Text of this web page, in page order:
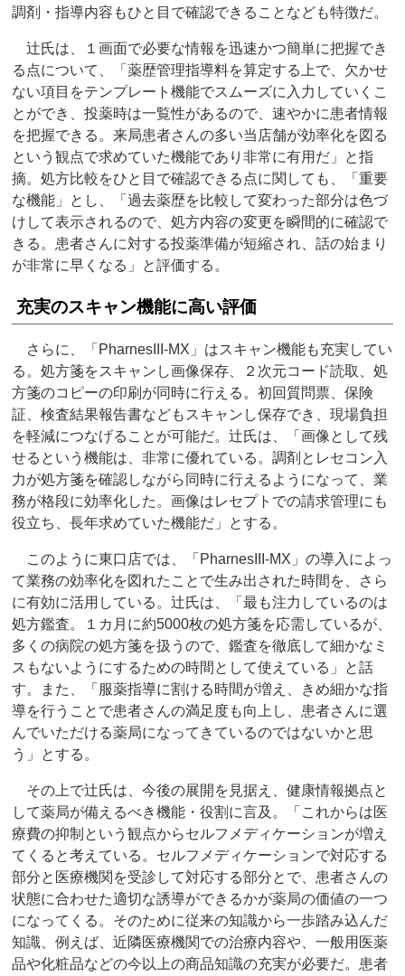
調剤・指導内容もひと目で確認できることなども特徴だ。
辻氏は、１画面で必要な情報を迅速かつ簡単に把握でき
る点について、「薬歴管理指導料を算定する上で、欠かせ
ない項目をテンプレート機能でスムーズに入力していくこ
とができ、投薬時は一覧性があるので、速やかに患者情報
を把握できる。来局患者さんの多い当店舗が効率化を図る
という観点で求めていた機能であり非常に有用だ」と指
摘。処方比較をひと目で確認できる点に関しても、「重要
な機能」とし、「過去薬歴を比較して変わった部分は色づ
けして表示されるので、処方内容の変更を瞬間的に確認で
きる。患者さんに対する投薬準備が短縮され、話の始まり
が非常に早くなる」と評価する。
充実のスキャン機能に高い評価
さらに、「PharnesIII-MX」はスキャン機能も充実してい
る。処方箋をスキャンし画像保存、２次元コード読取、処
方箋のコピーの印刷が同時に行える。初回質問票、保険
証、検査結果報告書などもスキャンし保存でき、現場負担
を軽減につなげることが可能だ。辻氏は、「画像として残
せるという機能は、非常に優れている。調剤とレセコン入
力が処方箋を確認しながら同時に行えるようになって、業
務が格段に効率化した。画像はレセプトでの請求管理にも
役立ち、長年求めていた機能だ」とする。
このように東口店では、「PharnesIII-MX」の導入によっ
て業務の効率化を図れたことで生み出された時間を、さら
に有効に活用している。辻氏は、「最も注力しているのは
処方鑑査。１カ月に約5000枚の処方箋を応需しているが、
多くの病院の処方箋を扱うので、鑑査を徹底して細かなミ
スもないようにするための時間として使えている」と話
す。また、「服薬指導に割ける時間が増え、きめ細かな指
導を行うことで患者さんの満足度も向上し、患者さんに選
んでいただける薬局になってきているのではないかと思
う」とする。
その上で辻氏は、今後の展開を見据え、健康情報拠点と
して薬局が備えるべき機能・役割に言及。「これからは医
療費の抑制という観点からセルフメディケーションが増え
てくると考えている。セルフメディケーションで対応する
部分と医療機関を受診して対応する部分とで、患者さんの
状態に合わせた適切な誘導ができるかが薬局の価値の一つ
になってくる。そのために従来の知識から一歩踏み込んだ
知識、例えば、近隣医療機関での治療内容や、一般用医薬
品や化粧品などの今以上の商品知識の充実が必要だ。患者